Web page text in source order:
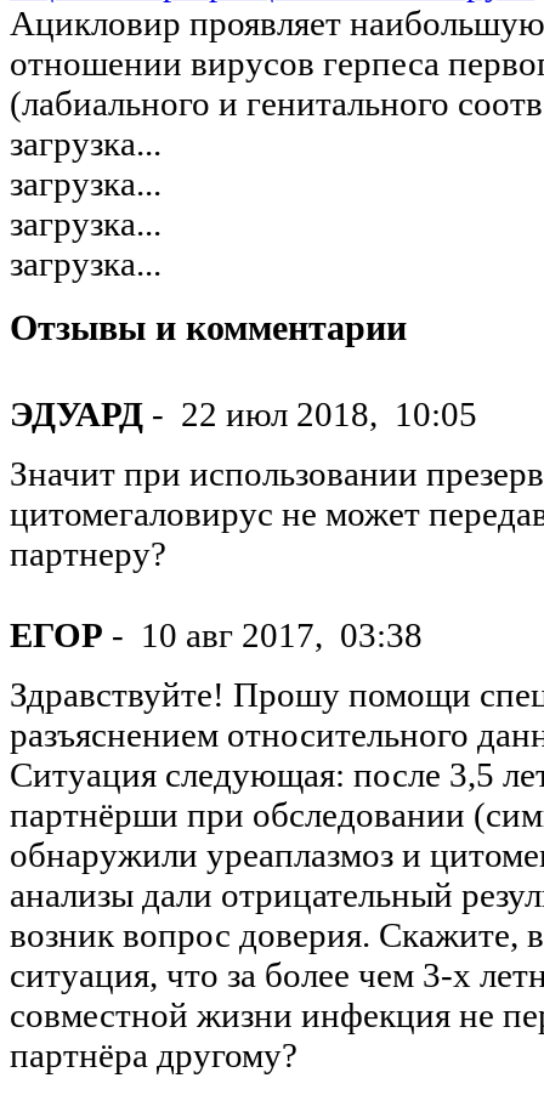
Ацикловир проявляет
отношении вирусов герпеса
(лабиального и генитального
загрузка...
загрузка...
загрузка...
загрузка...
Отзывы и комментарии
ЭДУАРД - 22 июл 2018, 10:05
Значит при использовании
цитомегаловирус не может
партнеру?
ЕГОР - 10 авг 2017, 03:38
Здравствуйте! Прошу помощи
разъяснением относительного
Ситуация следующая: после 3,5
партнёрши при обследовании
обнаружили уреаплазмоз и
анализы дали отрицательный
возник вопрос доверия. Скажите,
ситуация, что за более чем 3-х
совместной жизни инфекция не
партнёра другому?